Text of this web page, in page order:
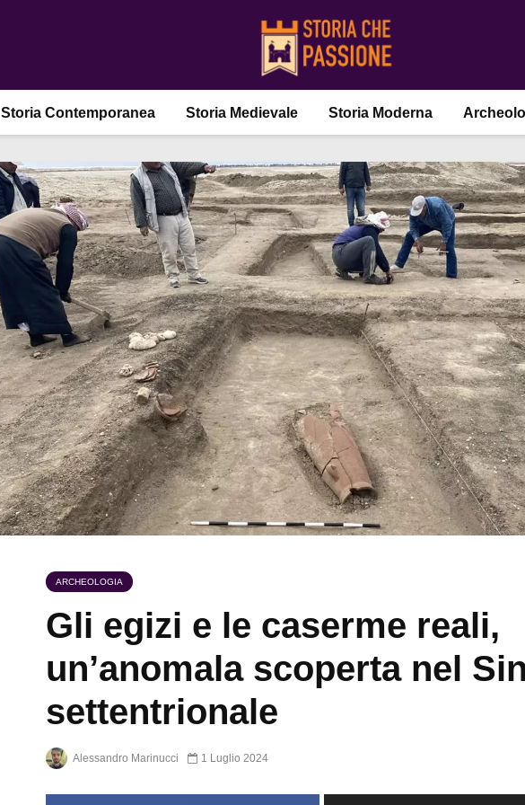
Storia Contemporanea Storia Medievale Storia Moderna
ARCHEOLOGIA
Gli egizi e le caserme reali,
un’anomala scoperta nel
settentrionale
Alessandro Marinucci 1 Luglio 2024